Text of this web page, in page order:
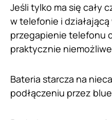
Jeśli tylko ma się cały
w telefonie i
przegapienie telefonu
praktycznie
Bateria starcza na
podłączeniu przez